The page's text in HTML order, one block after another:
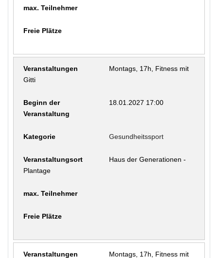
Montags, 17h, Fitness mit
Gitti
18.01.2027 17:00
Gesundheitssport
Haus der Generationen -
Plantage
Montags, 17h, Fitness mit